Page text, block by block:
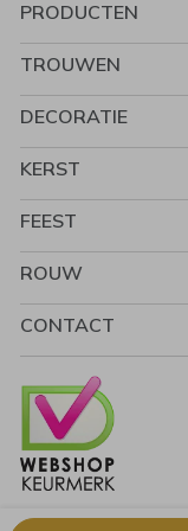
PRODUCTEN
TROUWEN
DECORATIE
KERST
FEEST
ROUW
CONTACT